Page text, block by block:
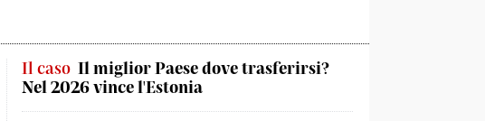
Il caso Il miglior Paese dove trasferirsi?
Nel 2026 vince l'Estonia